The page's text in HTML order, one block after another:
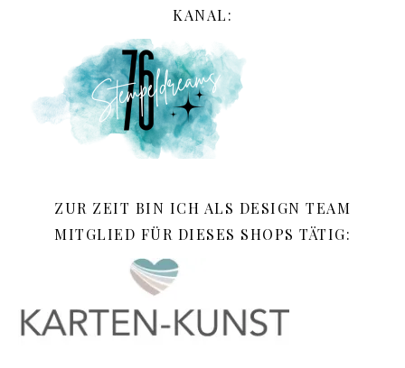
KANAL:
ZUR ZEIT BIN ICH ALS DESIGN TEAM
MITGLIED FÜR DIESES SHOPS TÄTIG: